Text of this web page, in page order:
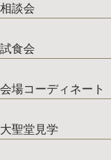
相談会
試食会
会場コーディネート
大聖堂見学